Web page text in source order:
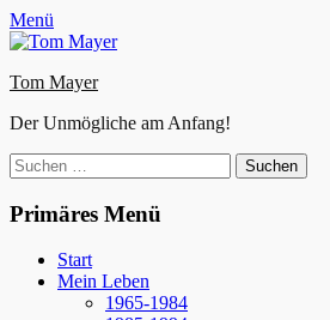
Zum
Inhalt
Facebook
E-
Mail
Instagram
Website
Menü
Tom Mayer
Der Unmögliche am Anfang!
Suche
nach:
Primäres Menü
Start
Mein Leben
1965-1984